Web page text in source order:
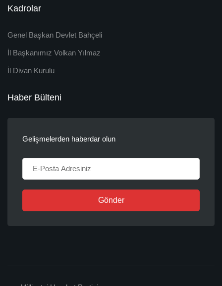
Kadrolar
Genel Başkan Devlet Bahçeli
İl Başkanımız Volkan Yılmaz
İl Divan Kurulu
Haber Bülteni
Gelişmelerden haberdar olun
Gönder